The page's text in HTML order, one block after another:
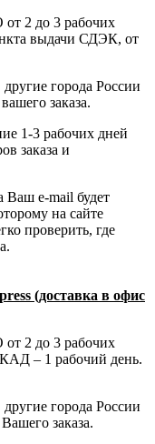
2 до 3 рабочих
выдачи СДЭК, от
города России
заказа.
1-3 рабочих дней
заказа и
Ваш e-mail будет
на сайте
проверить, где
(доставка в офис
2 до 3 рабочих
– 1 рабочий день.
города России
заказа.